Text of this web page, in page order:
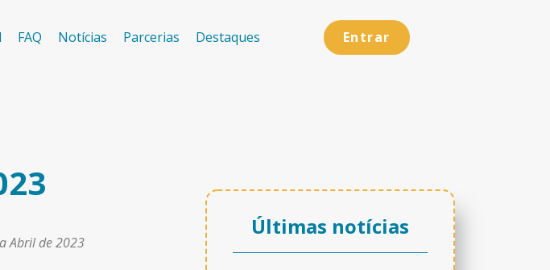
FAQ Notícias Parcerias Destaques Entrar
Abril de 2023
Últimas notícias